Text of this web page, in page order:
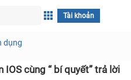
Tài khoản
dụng
IOS cùng “ bí quyết” trả lời